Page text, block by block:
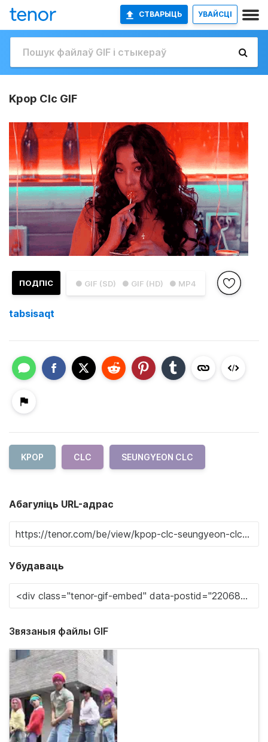
СТВАРЫЦЬ УВАЙСЦІ
Kpop Clc GIF
● GIF (SD) ● GIF (HD) ● MP4
ПОДПІС
tabsisaqt
KPOP CLC SEUNGYEON CLC
Абагуліць URL-адрас
Убудаваць
Звязаныя файлы GIF